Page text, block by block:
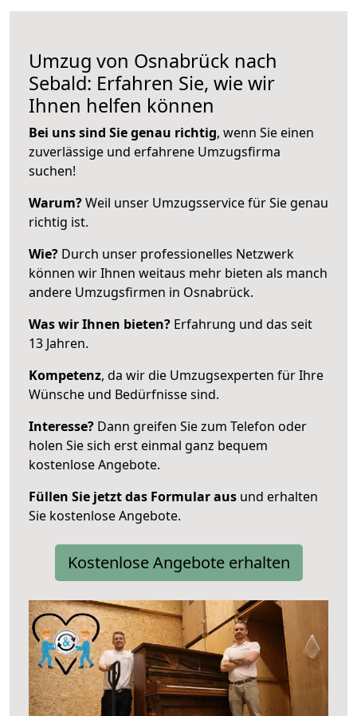
Umzug von Osnabrück nach
Sebald: Erfahren Sie, wie wir
Ihnen helfen können
Bei uns sind Sie genau richtig, wenn Sie einen
zuverlässige und erfahrene Umzugsfirma
suchen!
Warum?Weil unser Umzugsservice für Sie genau
richtig ist.
Wie? Durch unser professionelles Netzwerk
können wir Ihnen weitaus mehr bieten als manch
andere Umzugsfirmen in Osnabrück.
Was wir Ihnen bieten? Erfahrung und das seit
13 Jahren.
Kompetenz, da wir die Umzugsexperten für Ihre
Wünsche und Bedürfnisse sind.
Interesse? Dann greifen Sie zum Telefon oder
holen Sie sich erst einmal ganz bequem
kostenlose Angebote.
Füllen Sie jetzt das Formular aus und erhalten
Sie kostenlose Angebote.
Kostenlose Angebote erhalten